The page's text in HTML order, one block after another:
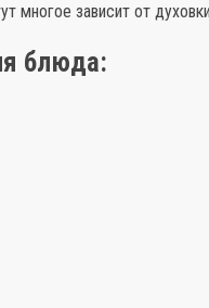
многое зависит от
блюда: